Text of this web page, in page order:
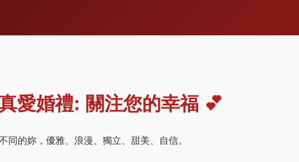
愛婚禮: 關注您的幸福 💕
同的妳，優雅、浪漫、獨立、甜美、自信。